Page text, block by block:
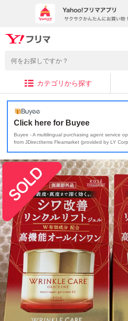
カテゴリから探す
Click here for Buyee
Buyee - A multilingual purchasing agent service
from JDirectItems Fleamarket (provided by LY